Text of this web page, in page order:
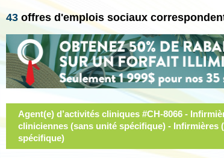
43 offres d'emplois sociaux
Agent(e) d’activités cliniques #CH-8066 -
cliniciennes (sans unité spécifique) - Infirmières
spécifique)